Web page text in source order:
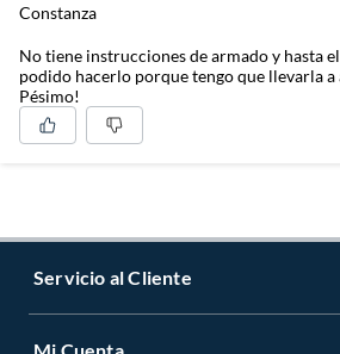
Constanza
No tiene instrucciones de armado y hasta
podido hacerlo porque tengo que llevarla a
Pésimo!
Servicio al Cliente
Contáctanos
Mi Cuenta